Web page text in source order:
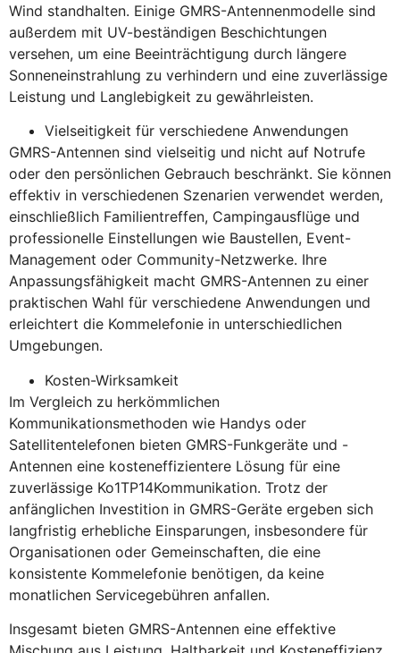
Wind standhalten. Einige GMRS-Antennenmodelle sind
außerdem mit UV-beständigen Beschichtungen
versehen, um eine Beeinträchtigung durch längere
Sonneneinstrahlung zu verhindern und eine zuverlässige
Leistung und Langlebigkeit zu gewährleisten.
Vielseitigkeit für verschiedene Anwendungen
GMRS-Antennen sind vielseitig und nicht auf Notrufe
oder den persönlichen Gebrauch beschränkt. Sie können
effektiv in verschiedenen Szenarien verwendet werden,
einschließlich Familientreffen, Campingausflüge und
professionelle Einstellungen wie Baustellen, Event-
Management oder Community-Netzwerke. Ihre
Anpassungsfähigkeit macht GMRS-Antennen zu einer
praktischen Wahl für verschiedene Anwendungen und
erleichtert die Kommelefonie in unterschiedlichen
Umgebungen.
Kosten-Wirksamkeit
Im Vergleich zu herkömmlichen
Kommunikationsmethoden wie Handys oder
Satellitentelefonen bieten GMRS-Funkgeräte und -
Antennen eine kosteneffizientere Lösung für eine
zuverlässige Ko1TP14Kommunikation. Trotz der
anfänglichen Investition in GMRS-Geräte ergeben sich
langfristig erhebliche Einsparungen, insbesondere für
Organisationen oder Gemeinschaften, die eine
konsistente Kommelefonie benötigen, da keine
monatlichen Servicegebühren anfallen.
Insgesamt bieten GMRS-Antennen eine effektive